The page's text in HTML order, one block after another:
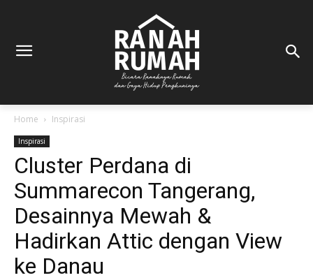
Home Inspirasi
Inspirasi
Cluster Perdana di
Summarecon Tangerang,
Desainnya Mewah &
Hadirkan Attic dengan View
ke Danau